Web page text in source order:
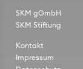
SKM gGmbH
SKM Stiftung
Kontakt
Impressum